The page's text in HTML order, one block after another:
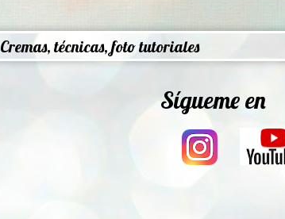
Cremas, técnicas, foto tutoriales
Sígueme en